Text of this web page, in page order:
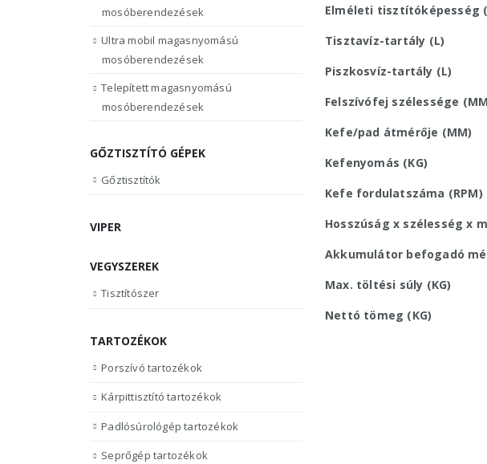
Elméleti tisztítóképesség
Tisztavíz-tartály (L)
Piszkosvíz-tartály (L)
Felszívófej szélessége
Kefe/pad átmérője (MM)
Kefenyomás (KG)
Kefe fordulatszáma (RPM)
Hosszúság x szélesség x
Akkumulátor befogadó
Max. töltési súly (KG)
Nettó tömeg (KG)
mosóberendezések
Ultra mobil magasnyomású
mosóberendezések
Telepített magasnyomású
mosóberendezések
GŐZTISZTÍTÓ GÉPEK
Gőztisztítók
VIPER
VEGYSZEREK
Tisztítószer
TARTOZÉKOK
Porszívó tartozékok
Kárpittisztító tartozékok
Padlósúrológép tartozékok
Seprőgép tartozékok